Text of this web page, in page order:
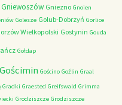
Gniewoszów Gniezno Gnoien
Golesze Golub-Dobrzyń Gorlice
Wielkopolski Gostynin Gouda
Gołdap
Gościmin Gościno Goźlin Graal
Gradki Graested Greifswald Grimma
Grodziszcze Grodziszcze